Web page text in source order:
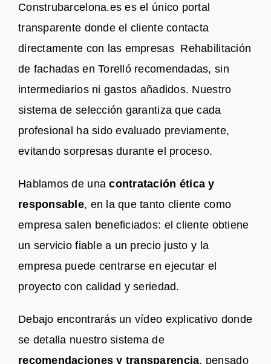
Construbarcelona.es es el único portal
transparente donde el cliente contacta
directamente con las empresas Rehabilitación
de fachadas en Torelló recomendadas, sin
intermediarios ni gastos añadidos. Nuestro
sistema de selección garantiza que cada
profesional ha sido evaluado previamente,
evitando sorpresas durante el proceso.
Hablamos de unacontratación ética y
responsable, en la que tanto cliente como
empresa salen beneficiados: el cliente obtiene
un servicio fiable a un precio justo y la
empresa puede centrarse en ejecutar el
proyecto con calidad y seriedad.
Debajo encontrarás un vídeo explicativo donde
se detalla nuestro sistema de
recomendaciones y transparencia, pensado